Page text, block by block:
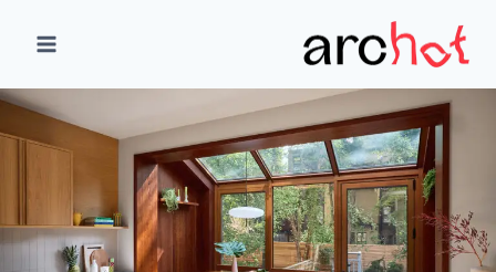
المحتوى